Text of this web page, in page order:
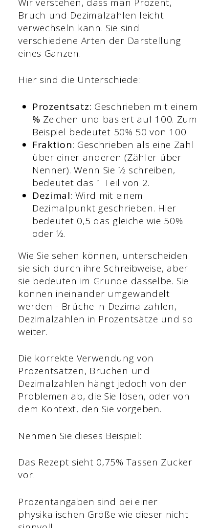
Bruch und Dezimalzahlen leicht
verwechseln kann. Sie sind
verschiedene Arten der Darstellung
eines Ganzen.
Hier sind die Unterschiede:
Prozentsatz: Geschrieben mit einem
% Zeichen und basiert auf 100. Zum
Beispiel bedeutet 50% 50 von 100.
Fraktion: Geschrieben als eine Zahl
über einer anderen (Zähler über
Nenner). Wenn Sie ½ schreiben,
bedeutet das 1 Teil von 2.
Dezimal: Wird mit einem
Dezimalpunkt geschrieben. Hier
bedeutet 0,5 das gleiche wie 50%
oder ½.
Wie Sie sehen können, unterscheiden
sie sich durch ihre Schreibweise, aber
sie bedeuten im Grunde dasselbe. Sie
können ineinander umgewandelt
werden - Brüche in Dezimalzahlen,
Dezimalzahlen in Prozentsätze und so
weiter.
Die korrekte Verwendung von
Prozentsätzen, Brüchen und
Dezimalzahlen hängt jedoch von den
Problemen ab, die Sie lösen, oder von
dem Kontext, den Sie vorgeben.
Nehmen Sie dieses Beispiel:
Das Rezept sieht 0,75% Tassen Zucker
vor.
Prozentangaben sind bei einer
physikalischen Größe wie dieser nicht